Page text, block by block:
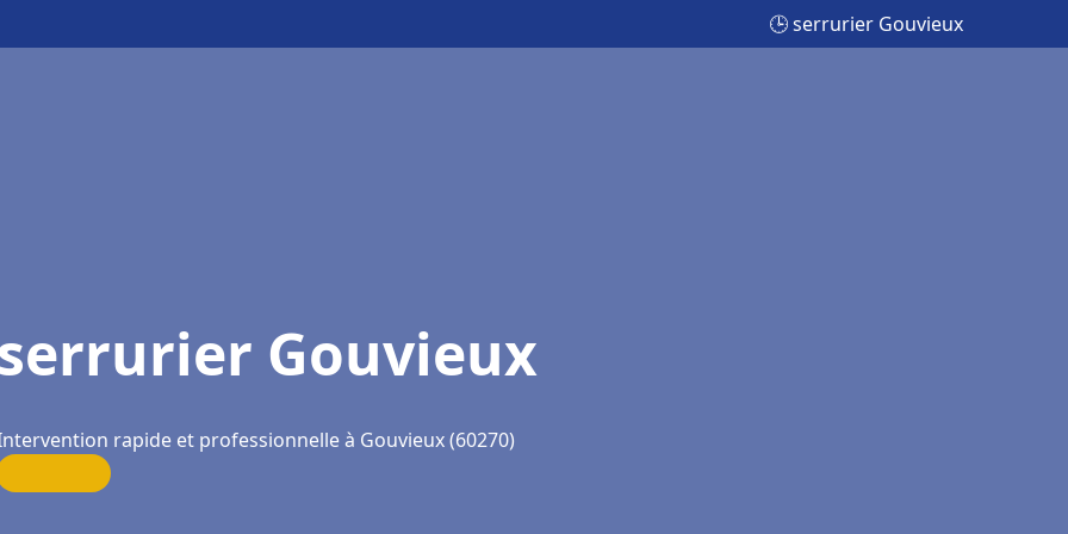
🕒 serrurier Gouvieux
Gouvieux
rapide et professionnelle à Gouvieux (60270)